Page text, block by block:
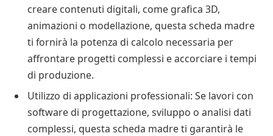
creare contenuti digitali, come grafica 3D,
animazioni o modellazione, questa scheda madre
ti fornirà la potenza di calcolo necessaria per
affrontare progetti complessi e accorciare i tempi
di produzione.
Utilizzo di applicazioni professionali: Se lavori con
software di progettazione, sviluppo o analisi dati
complessi, questa scheda madre ti garantirà le